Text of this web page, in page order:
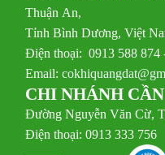
Thuận An,
Tỉnh Bình Dương, Việt
Điện thoại: 0913 588 874
Email:
CHI NHÁNH
Đường Nguyễn Văn Cừ,
Điện thoại: 0913 333